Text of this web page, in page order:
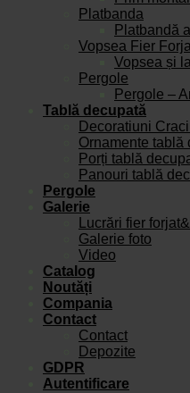
Platbanda
Platbandă
Vopsea Fier
Vopsea și
Pergole
Pergole –
Tablă decupată
Decoratiuni
Ornamente tablă
Porți tablă
Panouri tablă
Pergole
Galerie
Lucrări fier
Galerie foto
Video
Catalog
Noutăți
Compania
Contact
Contact
Depozite
GDPR
Autentificare